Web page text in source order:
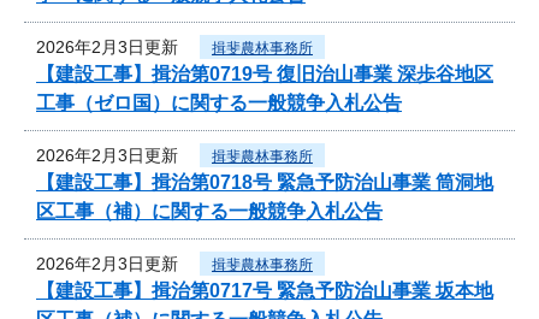
2026年2月3日更新 揖斐農林事務所
【建設工事】揖治第0719号 復旧治山事業 深歩谷地区
工事（ゼロ国）に関する一般競争入札公告
2026年2月3日更新 揖斐農林事務所
【建設工事】揖治第0718号 緊急予防治山事業 筒洞地
区工事（補）に関する一般競争入札公告
2026年2月3日更新 揖斐農林事務所
【建設工事】揖治第0717号 緊急予防治山事業 坂本地